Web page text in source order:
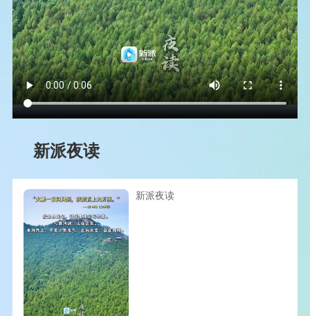
新派夜读
新派夜读